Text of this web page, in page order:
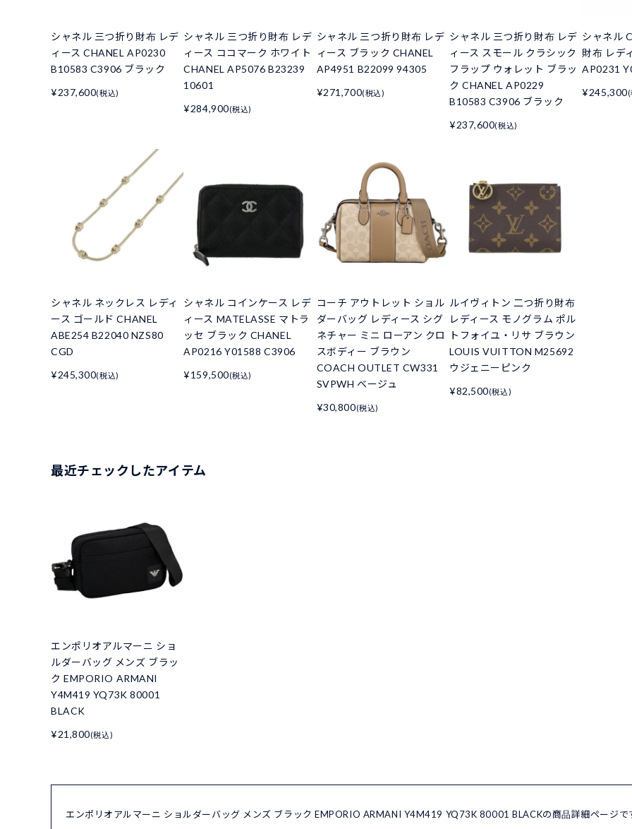
シャネル 三つ折り財布 レデ
ィース CHANEL AP0230
B10583 C3906 ブラック
¥237,600(税込)
シャネル 三つ折り財布 レデ
ィース ココマーク ホワイト
CHANEL AP5076 B23239
10601
¥284,900(税込)
シャネル 三つ折り財布 レデ
ィース ブラック CHANEL
AP4951 B22099 94305
¥271,700(税込)
シャネル 三つ折り財布 レデ
ィース スモール クラシック
フラップ ウォレット ブラッ
ク CHANEL AP0229
B10583 C3906 ブラック
¥237,600(税込)
シャネル
財布 レデ
AP0231
¥245,300
シャネル ネックレス レディ
ース ゴールド CHANEL
ABE254 B22040 NZS80
CGD
¥245,300(税込)
シャネル コインケース レデ
ィース MATELASSE マトラ
ッセ ブラック CHANEL
AP0216 Y01588 C3906
¥159,500(税込)
コーチ アウトレット ショル
ダーバッグ レディース シグ
ネチャー ミニ ローアン クロ
スボディー ブラウン
COACH OUTLET CW331
SVPWH ベージュ
¥30,800(税込)
ルイヴィトン 二つ折り財布
レディース モノグラム ポル
トフォイユ・リサ ブラウン
LOUIS VUITTON M25692
ウジェニーピンク
¥82,500(税込)
最近チェックしたアイテム
エンポリオアルマーニ ショ
ルダーバッグ メンズ ブラッ
ク EMPORIO ARMANI
Y4M419 YQ73K 80001
BLACK
¥21,800(税込)
エンポリオアルマーニ ショルダーバッグ メンズ ブラック EMPORIO ARMANI Y4M419 YQ73K 80001 BLACKの商品詳細ページで